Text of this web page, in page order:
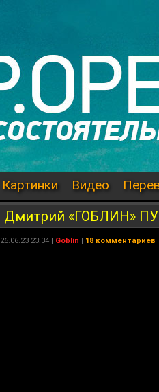
Картинки Видео
Дмитрий «ГОБЛИН»
26.06.23 23:34 | Goblin | 18 комментариев